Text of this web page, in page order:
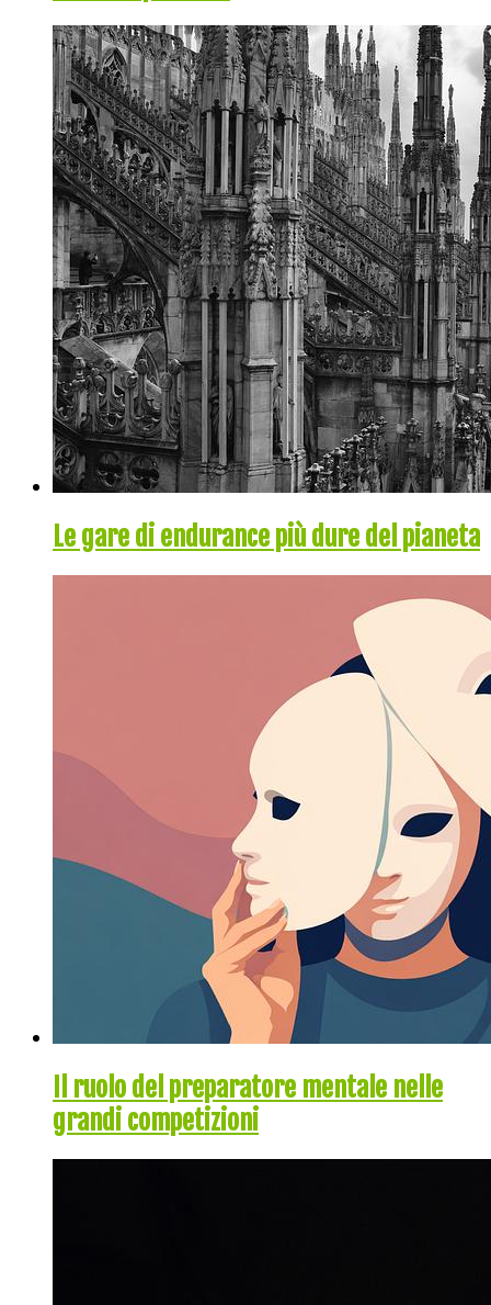
Le gare di endurance più dure del pianeta
Il ruolo del preparatore mentale nelle
grandi competizioni